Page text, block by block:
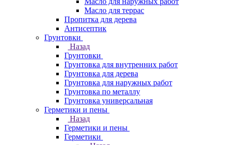
Масло для террас
Пропитка для дерева
Антисептик
Грунтовки
Назад
Грунтовки
Грунтовка для внутренних работ
Грунтовка для дерева
Грунтовка для наружных работ
Грунтовка по металлу
Грунтовка универсальная
Герметики и пены
Назад
Герметики и пены
Герметики